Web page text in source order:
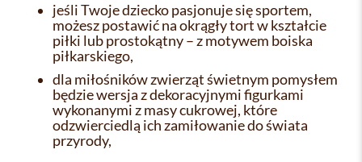
jeśli Twoje dziecko pasjonuje się sportem,
możesz postawić na okrągły tort w kształcie
piłki lub prostokątny – z motywem boiska
piłkarskiego,
dla miłośników zwierząt świetnym pomysłem
będzie wersja z dekoracyjnymi figurkami
wykonanymi z masy cukrowej, które
odzwierciedlą ich zamiłowanie do świata
przyrody,